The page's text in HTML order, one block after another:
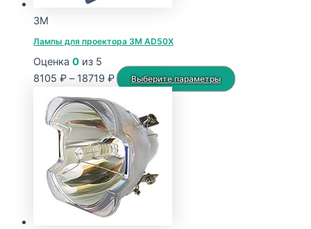
3M
Лампы для проектора 3M AD50X
Оценка 0 из 5
8105 ₽ – 18719 ₽Диапазон
8105 ₽
–
18719 ₽
Выберите параметры
Этот